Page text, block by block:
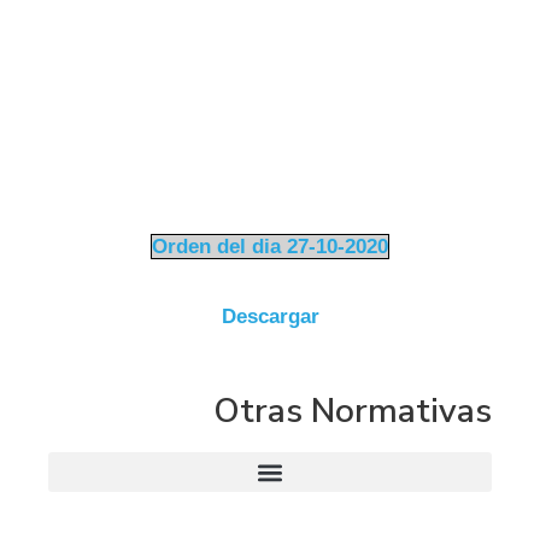
Orden del dia 27-10-2020
Descargar
Otras Normativas